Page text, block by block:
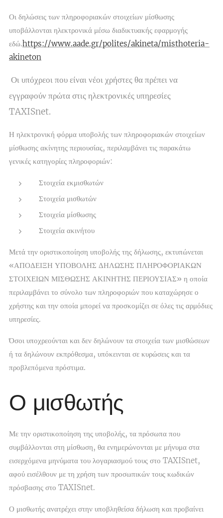
Οι δηλώσεις των πληροφοριακών στοιχείων μίσθωσης
υποβάλλονται ηλεκτρονικά μέσω διαδικτυακής εφαρμογής
εδώ.https://www.aade.gr/polites/akineta/misthoteria-
akineton
Οι υπόχρεοι που είναινέοι χρήστες θα πρέπει να
εγγραφούν πρώτα στις ηλεκτρονικές υπηρεσίες
TAXISnet.
Η ηλεκτρονική φόρμα υποβολής των πληροφοριακών στοιχείων
μίσθωσης ακίνητης περιουσίας, περιλαμβάνει τις παρακάτω
γενικές κατηγορίες πληροφοριών:
Στοιχεία εκμισθωτών
Στοιχεία μισθωτών
Στοιχεία μίσθωσης
Στοιχεία ακινήτου
Μετά την οριστικοποίηση υποβολής της δήλωσης, εκτυπώνεται
«ΑΠΟΔΕΙΞΗ ΥΠΟΒΟΛΗΣ ΔΗΛΩΣΗΣ ΠΛΗΡΟΦΟΡΙΑΚΩΝ
ΣΤΟΙΧΕΙΩΝ ΜΙΣΘΩΣΗΣ ΑΚΙΝΗΤΗΣ ΠΕΡΙΟΥΣΙΑΣ» η οποία
περιλαμβάνει το σύνολο των πληροφοριών που καταχώρησε ο
χρήστης και την οποία μπορεί να προσκομίζει σε όλες τις αρμόδιες
υπηρεσίες.
Όσοι υποχρεούνται και δεν δηλώνουν τα στοιχεία των μισθώσεων
ή τα δηλώνουν εκπρόθεσμα, υπόκεινται σε κυρώσεις και τα
προβλεπόμενα πρόστιμα.
Ο μισθωτής
Με την οριστικοποίηση της υποβολής, τα πρόσωπα που
συμβάλλονται στη μίσθωση, θα ενημερώνονται με μήνυμα στα
εισερχόμενα μηνύματα του λογαριασμού τους στο TAXISnet,
αφού εισέλθουν με τη χρήση των προσωπικών τους κωδικών
πρόσβασης στο TAXISnet.
Ο μισθωτής ανατρέχει στην υποβληθείσα δήλωση και προβαίνει